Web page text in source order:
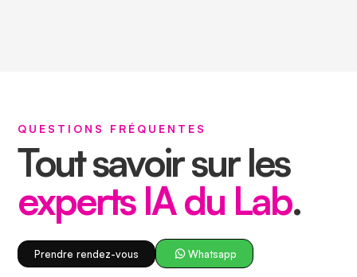
QUESTIONS FRÉQUENTES
Tout savoir sur les
experts IA du Lab.
Prendre rendez-vous Whatsapp